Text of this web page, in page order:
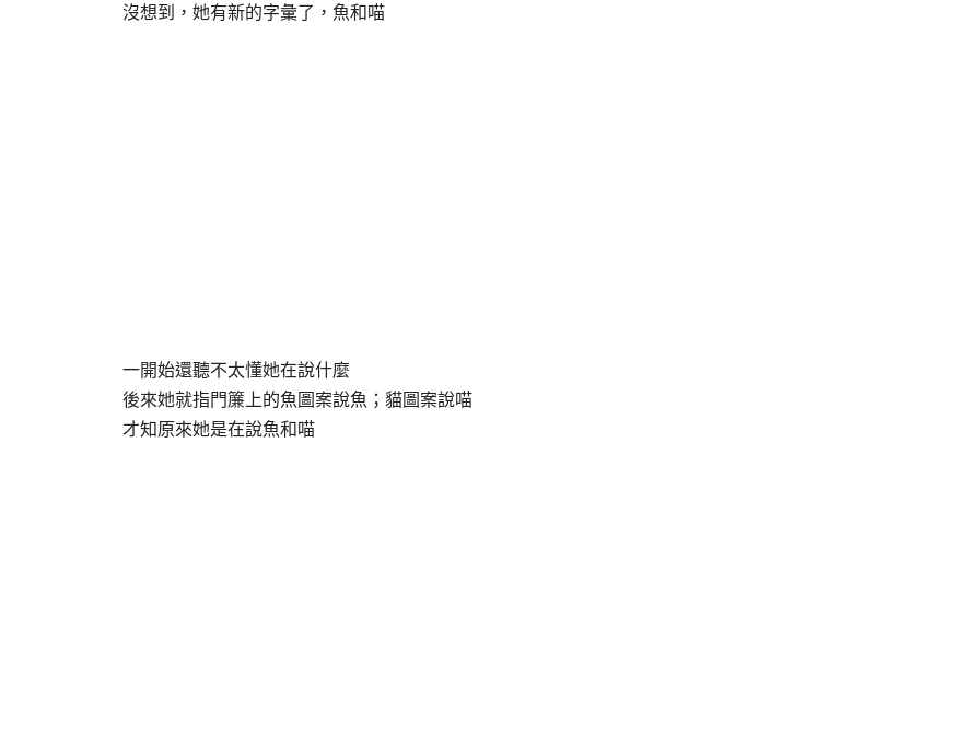
沒想到，她有新的字彙了，魚和喵
一開始還聽不太懂她在說什麼
後來她就指門簾上的魚圖案說魚；貓圖案說喵
才知原來她是在說魚和喵